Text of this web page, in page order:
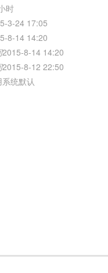
时
3-24 17:05
8-14 14:20
2015-8-14 14:20
2015-8-12 22:50
统默认